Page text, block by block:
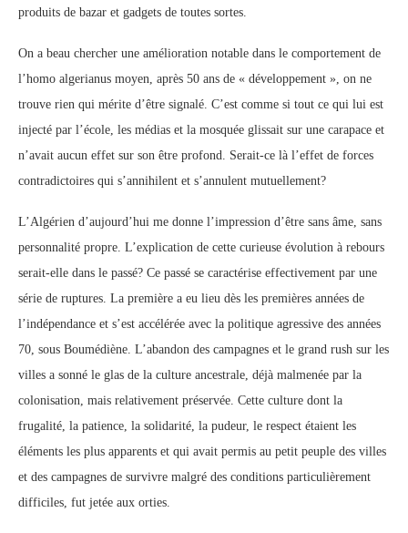
produits de bazar et gadgets de toutes sortes.
On a beau chercher une amélioration notable dans le comportement de
l’homo algerianus moyen, après 50 ans de « développement », on ne
trouve rien qui mérite d’être signalé. C’est comme si tout ce qui lui est
injecté par l’école, les médias et la mosquée glissait sur une carapace et
n’avait aucun effet sur son être profond. Serait-ce là l’effet de forces
contradictoires qui s’annihilent et s’annulent mutuellement?
L’Algérien d’aujourd’hui me donne l’impression d’être sans âme, sans
personnalité propre. L’explication de cette curieuse évolution à rebours
serait-elle dans le passé? Ce passé se caractérise effectivement par une
série de ruptures. La première a eu lieu dès les premières années de
l’indépendance et s’est accélérée avec la politique agressive des années
70, sous Boumédiène. L’abandon des campagnes et le grand rush sur les
villes a sonné le glas de la culture ancestrale, déjà malmenée par la
colonisation, mais relativement préservée. Cette culture dont la
frugalité, la patience, la solidarité, la pudeur, le respect étaient les
éléments les plus apparents et qui avait permis au petit peuple des villes
et des campagnes de survivre malgré des conditions particulièrement
difficiles, fut jetée aux orties.